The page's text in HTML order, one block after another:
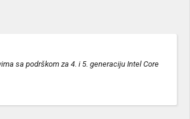
sa podrškom za 4. i 5. generaciju Intel Core